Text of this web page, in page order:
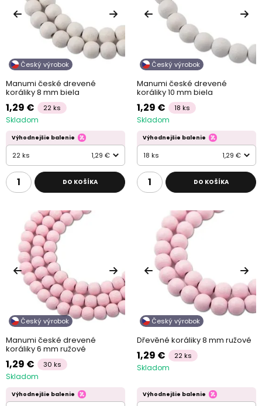
Český výrobok
Manumi české drevené
koráliky 8 mm biela
1,29 € 22 ks
Skladom
Výhodnejšie balenie
22 ks 1,29 €
DO KOŠÍKA
Český výrobok
Manumi české drevené
koráliky 10 mm biela
1,29 € 18 ks
Skladom
Výhodnejšie balenie
18 ks 1,29 €
DO KOŠÍKA
Český výrobok
Manumi české drevené
koráliky 6 mm ružové
1,29 € 30 ks
Skladom
Výhodnejšie balenie
Český výrobok
Dřevěné koráliky 8 mm ružové
1,29 € 22 ks
Skladom
Výhodnejšie balenie